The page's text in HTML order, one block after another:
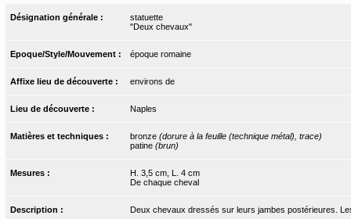
Désignation générale :
statuette
"Deux chevaux"
Epoque/Style/Mouvement : époque romaine
Affixe lieu de découverte : environs de
Lieu de découverte : Naples
Matières et techniques : bronze (dorure à la feuille (technique métal), trace)
patine (brun)
Mesures :
H. 3,5 cm, L. 4 cm
De chaque cheval
Description : Deux chevaux dressés sur leurs jambes postérieures.